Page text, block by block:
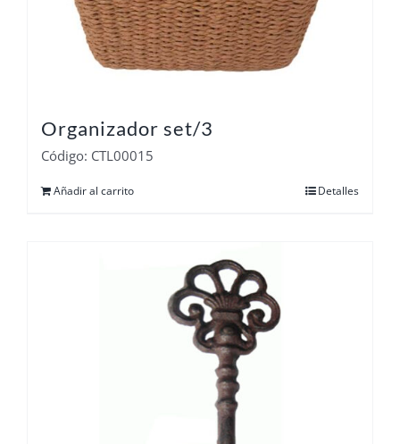
Organizador set/3
Código: CTL00015
Añadir al carrito Detalles